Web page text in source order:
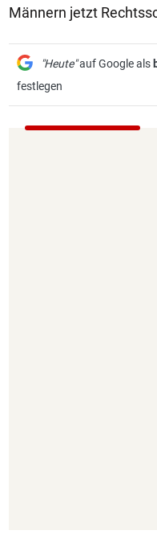
Männern jetzt
"Heute"auf Google als
festlegen